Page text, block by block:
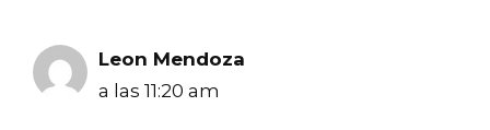
Leon Mendoza
a las 11:20 am